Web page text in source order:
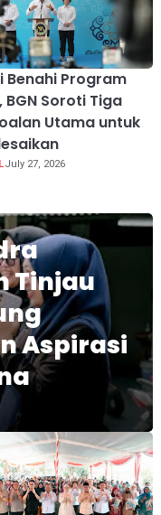
Benahi Program
BGN Soroti Tiga
Utama untuk
July 27, 2026
Tinjau
Aspirasi